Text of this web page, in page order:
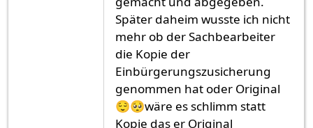
Später daheim wusste ich nicht
mehr ob der Sachbearbeiter
die Kopie der
Einbürgerungszusicherung
genommen hat oder Original
😌🥺wäre es schlimm statt
Kopie das er Original